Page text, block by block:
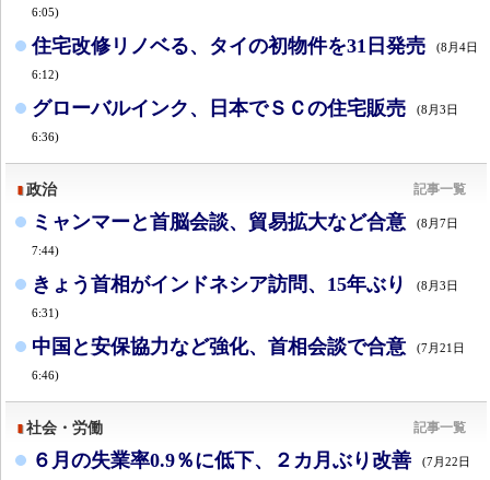
6:05)
住宅改修リノベる、タイの初物件を31日発売 (8月4日
6:12)
グローバルインク、日本でＳＣの住宅販売 (8月3日
6:36)
政治 記事一覧
ミャンマーと首脳会談、貿易拡大など合意 (8月7日
7:44)
きょう首相がインドネシア訪問、15年ぶり (8月3日
6:31)
中国と安保協力など強化、首相会談で合意 (7月21日
6:46)
社会・労働 記事一覧
６月の失業率0.9％に低下、２カ月ぶり改善 (7月22日